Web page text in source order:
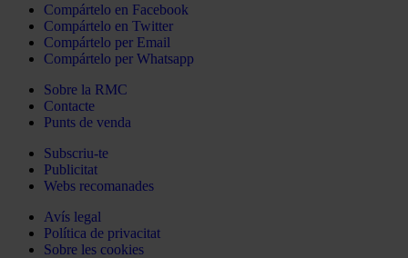
Compártelo en Facebook
Compártelo en Twitter
Compártelo per Email
Compártelo per Whatsapp
Sobre la RMC
Contacte
Punts de venda
Subscriu-te
Publicitat
Webs recomanades
Avís legal
Política de privacitat
Sobre les cookies